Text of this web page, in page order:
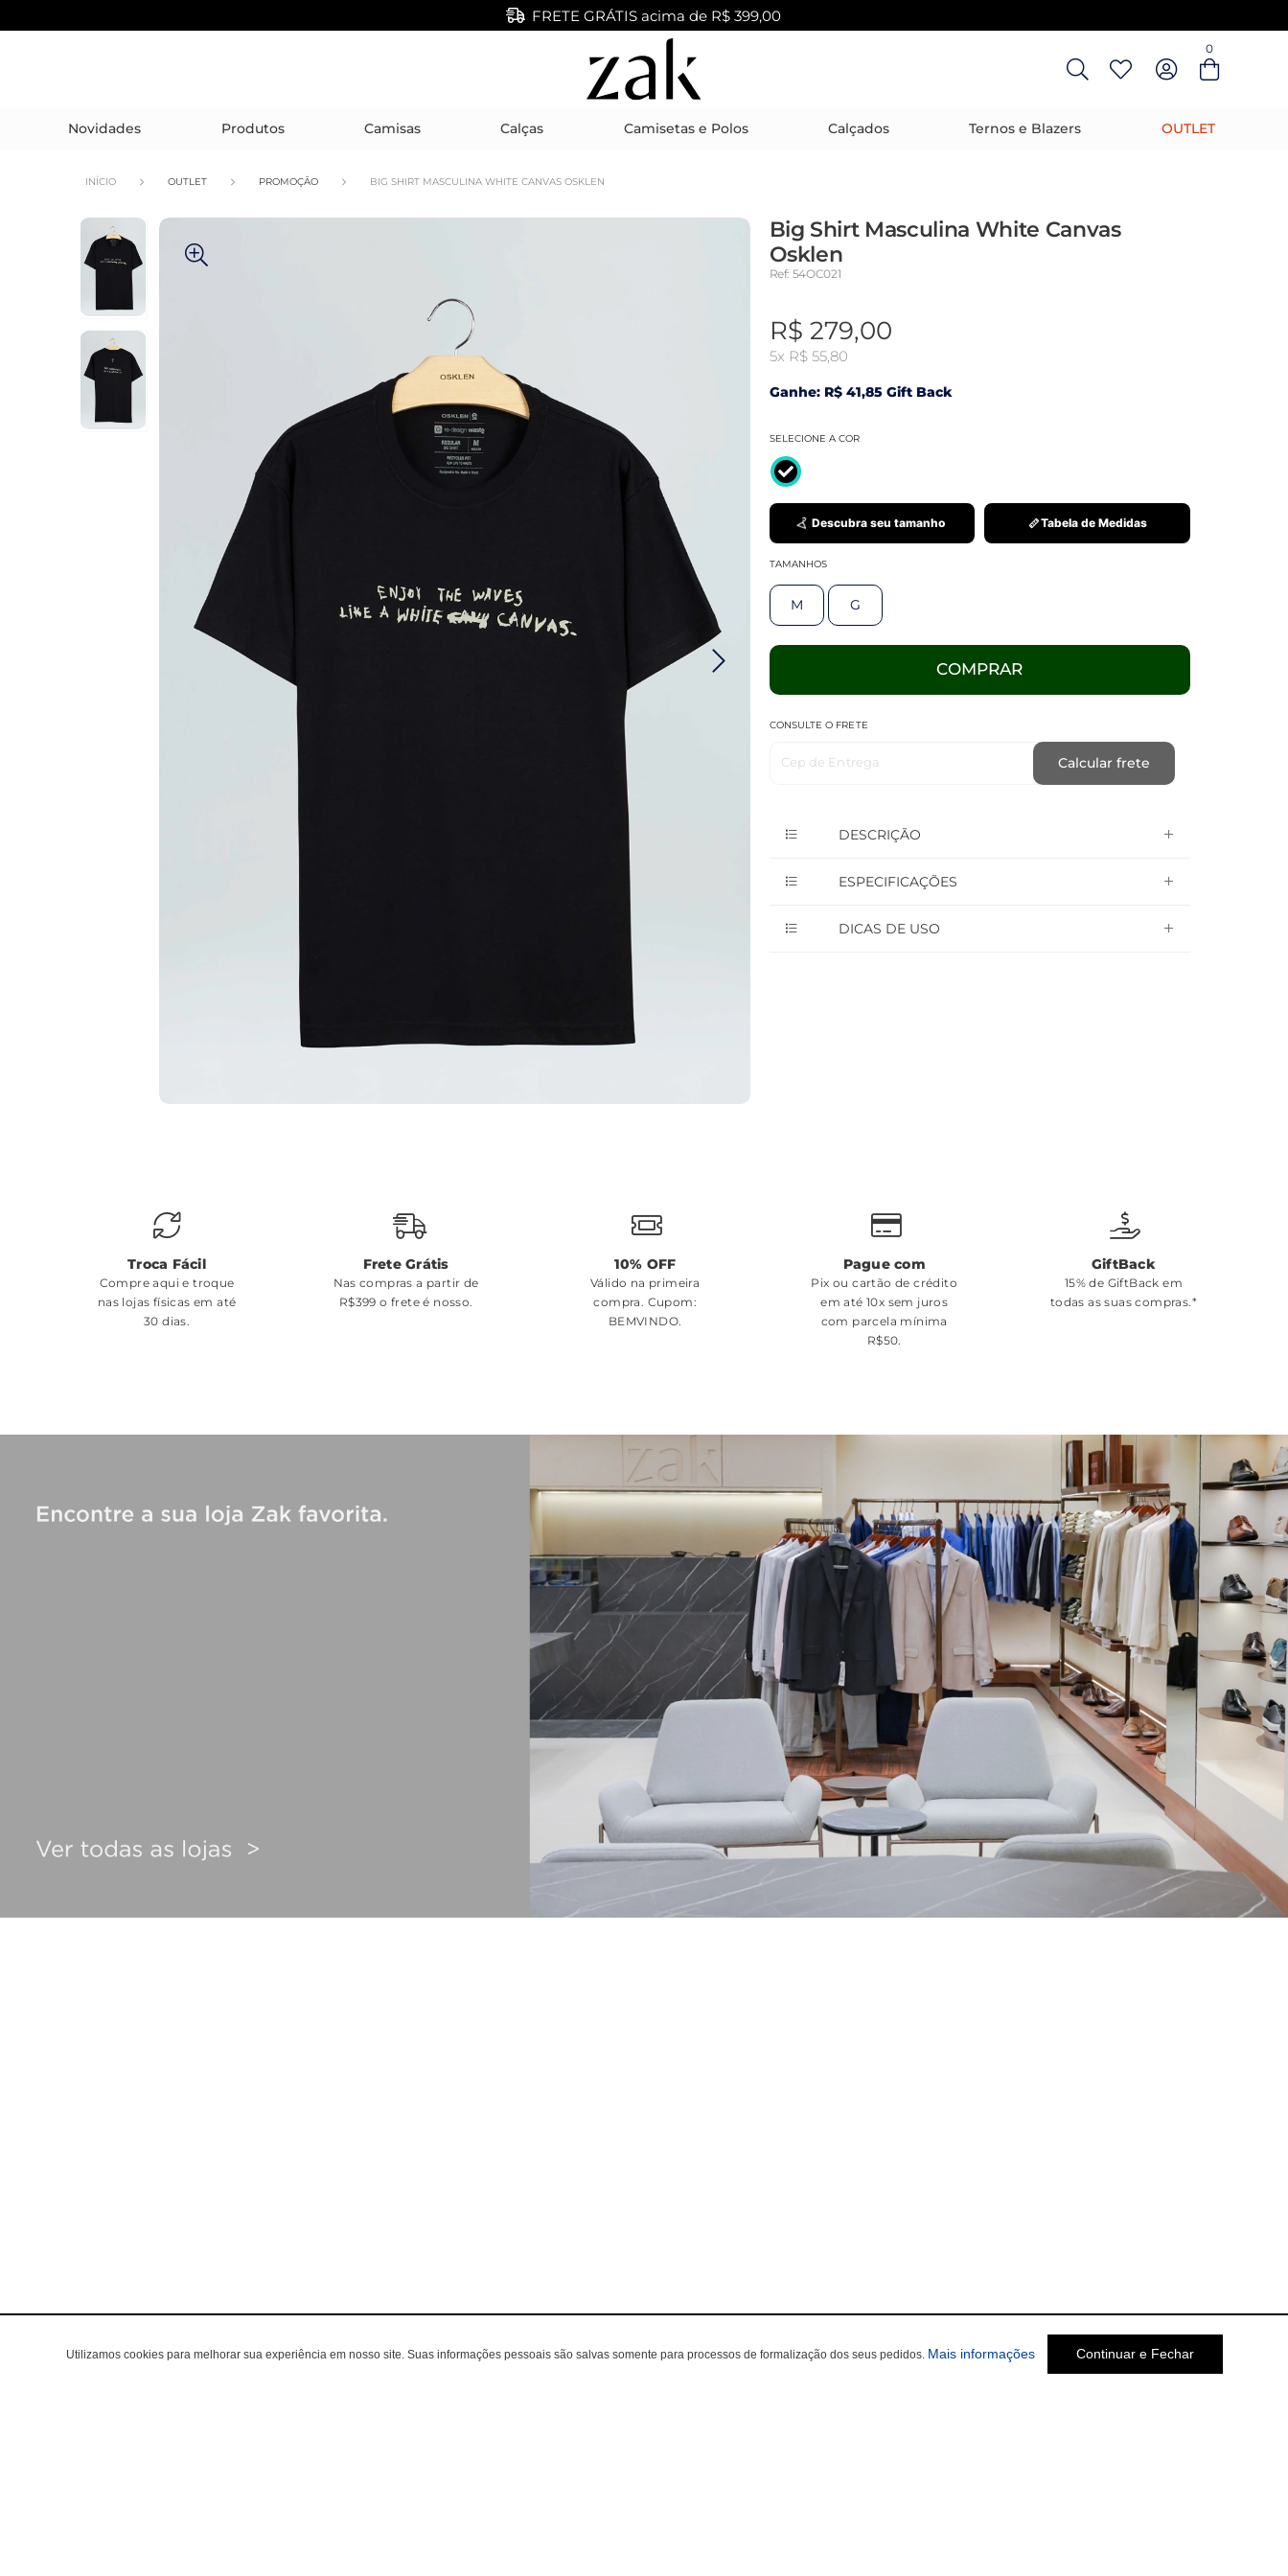
Entre com email ou cpf/cnpj
FRETE GRÁTIS acima de R$ 399,00
0
Novidades Produtos Camisas Calças Camisetas e Polos Calçados Ternos e Blazers OUTLET
INÍCIO OUTLET PROMOÇÃO BIG SHIRT MASCULINA WHITE CANVAS OSKLEN
Big Shirt Masculina White Canvas
Osklen
Ref: 54OC021
R$ 279,00
5x R$ 55,80
Ganhe: R$ 41,85 Gift Back
SELECIONE A COR
Descubra seu tamanho Tabela de Medidas
TAMANHOS
M G
COMPRAR
CONSULTE O FRETE
Cep de Entrega Calcular frete
DESCRIÇÃO
ESPECIFICAÇÕES
DICAS DE USO
Troca Fácil
Compre aqui e troque
nas lojas físicas em até
30 dias.
Frete Grátis
Nas compras a partir de
R$399 o frete é nosso.
10% OFF
Válido na primeira
compra. Cupom:
BEMVINDO.
Pague com
Pix ou cartão de crédito
em até 10x sem juros
com parcela mínima
R$50.
GiftBack
15% de GiftBack em
todas as suas compras.*
Utilizamos cookies para melhorar sua experiência em nosso site. Suas informações pessoais são salvas somente para processos de formalização dos seus pedidos. Mais informações Continuar e Fechar